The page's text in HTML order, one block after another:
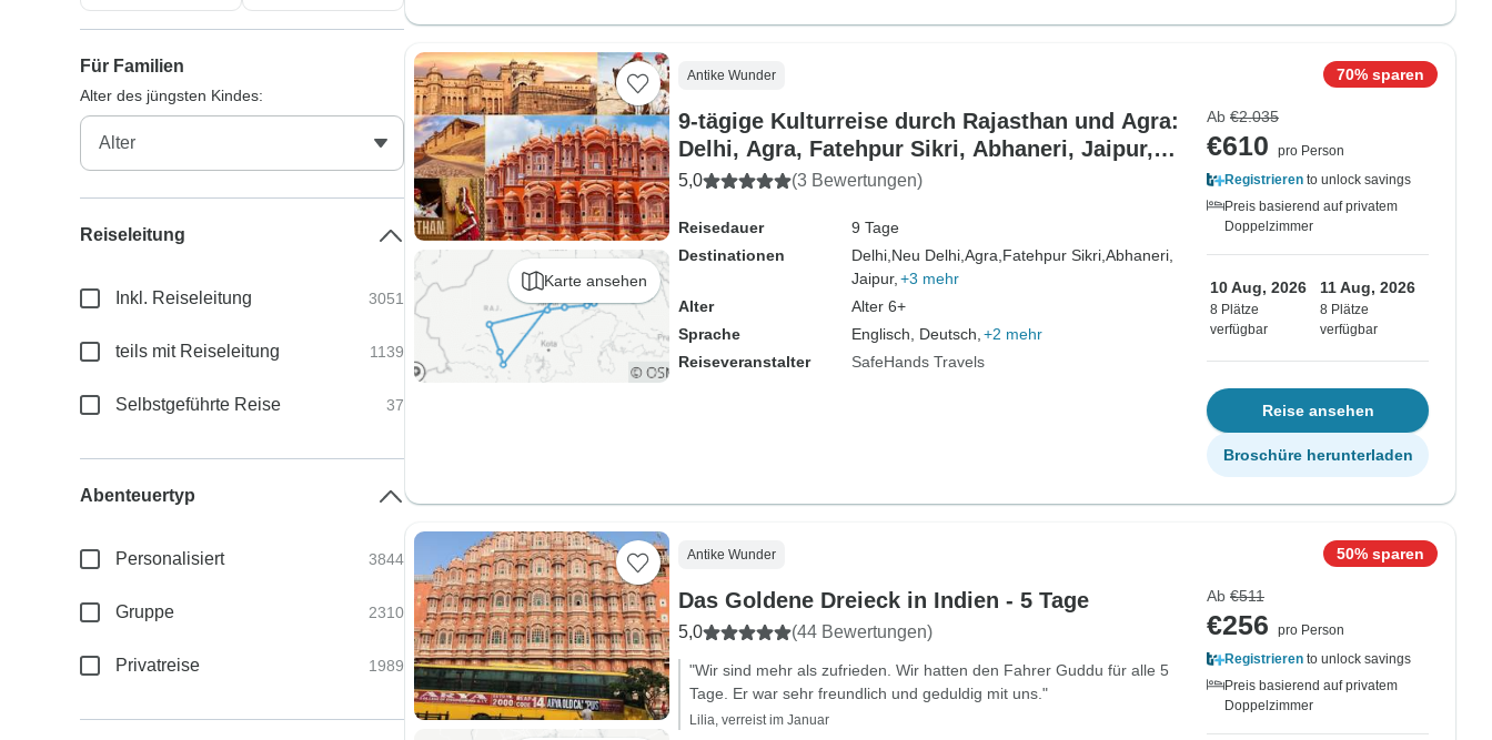
Karte ansehen
Antike Wunder
9-tägige Kulturreise durch Rajasthan und Agra:
Delhi, Agra, Fatehpur Sikri, Abhaneri, Jaipur,
Jodhpur, Ranakpur, Udaipur
5,0 (3 Bewertungen)
Reisedauer
9 Tage
Destinationen
Delhi, Neu Delhi, Agra, Fatehpur Sikri, Abhaneri,
Jaipur, +3 mehr
Alter
Alter 6+
Sprache
Englisch, Deutsch, +2 mehr
Reiseveranstalter
SafeHands Travels
70% sparen
Ab €2.035
€610
pro Person
Registrieren to unlock savings
Preis basierend auf privatem
Doppelzimmer
10 Aug, 2026
8 Plätze
verfügbar
11 Aug, 2026
8 Plätze
verfügbar
Reise ansehen
Broschüre herunterladen
Antike Wunder
Das Goldene Dreieck in Indien - 5 Tage
5,0 (44 Bewertungen)
"Wir sind mehr als zufrieden. Wir hatten den Fahrer Guddu für alle 5
Tage. Er war sehr freundlich und geduldig mit uns."
Lilia, verreist im Januar
50% sparen
Ab €511
€256
pro Person
Registrieren to unlock savings
Preis basierend auf privatem
Doppelzimmer
Für Familien
Alter des jüngsten Kindes:
Reiseleitung
Inkl. Reiseleitung 3051
teils mit Reiseleitung 1139
Selbstgeführte Reise 37
Abenteuertyp
Personalisiert 3844
Gruppe 2310
Privatreise 1989